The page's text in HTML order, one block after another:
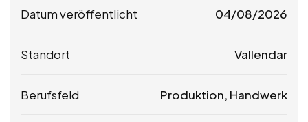
Datum veröffentlicht 04/08/2026
Standort Vallendar
Berufsfeld Produktion, Handwerk